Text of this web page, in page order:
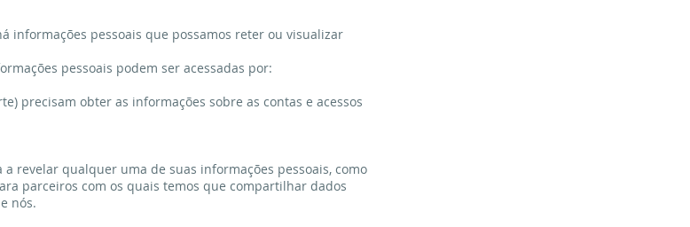
informações pessoais que possamos reter ou visualizar
pessoais podem ser acessadas por:
precisam obter as informações sobre as contas e acessos
revelar qualquer uma de suas informações pessoais, como
parceiros com os quais temos que compartilhar dados
nós.